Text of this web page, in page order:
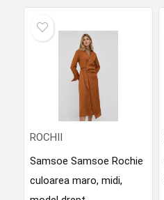
ROCHII
Samsoe Samsoe Rochie
culoarea maro, midi,